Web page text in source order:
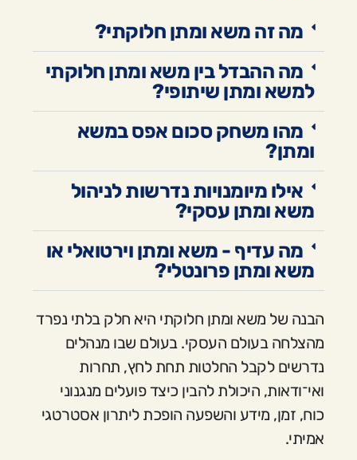
מה זה משא ומתן חלוקתי?
מה ההבדל בין משא ומתן חלוקתי
למשא ומתן שיתופי?
מהו משחק סכום אפס במשא
ומתן?
אילו מיומנויות נדרשות לניהול
משא ומתן עסקי?
מה עדיף - משא ומתן וירטואלי או
משא ומתן פרונטלי?
הבנה של משא ומתן חלוקתי היא חלק בלתי נפרד
מהצלחה בעולם העסקי. בעולם שבו מנהלים
נדרשים לקבל החלטות תחת לחץ, תחרות
ואי־ודאות, היכולת להבין כיצד פועלים מנגנוני
כוח, זמן, מידע והשפעה הופכת ליתרון אסטרטגי
אמיתי.